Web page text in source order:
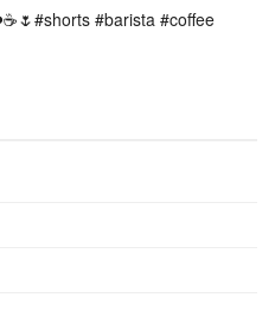
#barista #coffee